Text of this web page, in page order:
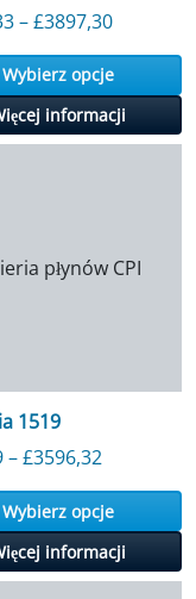
od 350,17 GBP do
–£3897,30
Wybierz opcje
informacji
od 310,27 GBP do
1519
–£3596,32
Wybierz opcje
informacji